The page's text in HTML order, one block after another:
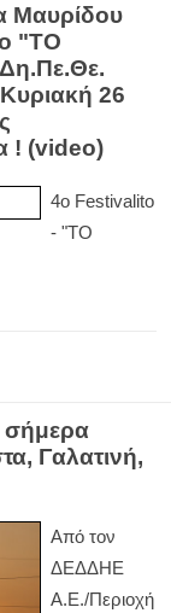
Μαυρίδου
"ΤΟ
26
! (video)
4ο Festivalito
- "ΤΟ
σήμερα
Γαλατινή,
Από τον
ΔΕΔΔΗΕ
Α.Ε./Περιοχή